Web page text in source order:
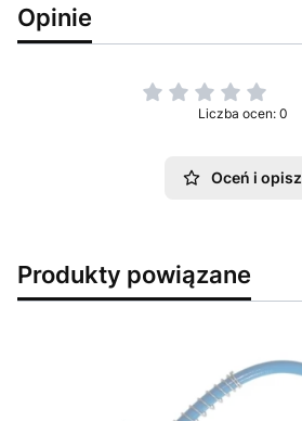
Opinie
Liczba ocen: 0
Oceń i opisz
Produkty powiązane